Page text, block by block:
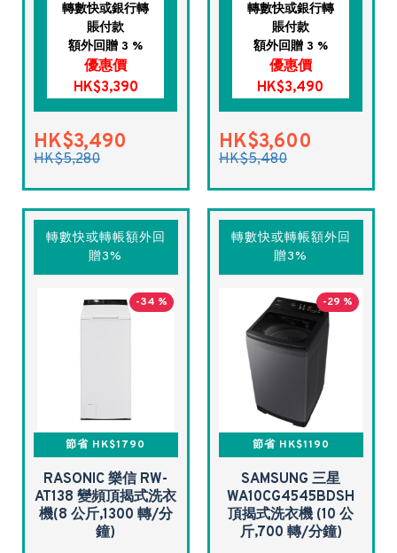
轉數快或銀行轉
賬付款
額外回贈 3 %
優惠價
HK$3,390
HK$3,490
HK$5,280
轉數快或銀行轉
賬付款
額外回贈 3 %
優惠價
HK$3,490
HK$3,600
HK$5,480
轉數快或轉帳額外回
贈3%
-34 %
節省 HK$1790
RASONIC 樂信 RW-
AT138 變頻頂揭式洗衣
機(8 公斤,1300 轉/分
鐘)
轉數快或轉帳額外回
贈3%
-29 %
節省 HK$1190
SAMSUNG 三星
WA10CG4545BDSH
頂揭式洗衣機 (10 公
斤,700 轉/分鐘)